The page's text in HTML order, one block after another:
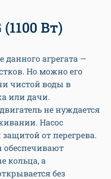
Вт)
данного агрегата —
Но можно его
чистой воды в
или дачи.
не нуждается
Насос
от перегрева.
кольца, а
без